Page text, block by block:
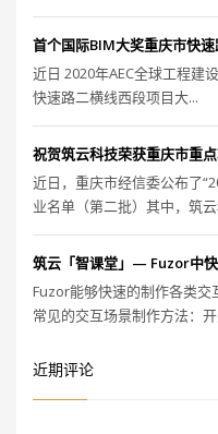
首个国际BIM大奖重庆市快速
近日 2020年AEC全球工程建
快速路二横线西段项目大...
祝贺筑云科技荣获重庆市重
近日，重庆市经信委公布了
业名单（第二批）其中，筑
筑云「智课堂」— Fuzor中
Fuzor能够快速的制作各类
常见的交互场景制作方法：
近期评论